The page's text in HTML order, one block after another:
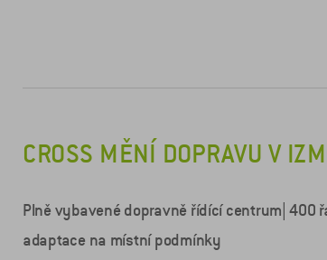
CROSS MĚNÍ DOPRAVU V
Plně vybavené dopravně řídící centrum| 400
adaptace na místní podmínky